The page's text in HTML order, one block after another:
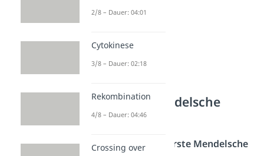
Beispiel 1. Mendelsche
Regel
Betrachten wir die
erste Mendelsche
2/8 – Dauer: 04:01
Cytokinese
3/8 – Dauer: 02:18
Rekombination
4/8 – Dauer: 04:46
Crossing over